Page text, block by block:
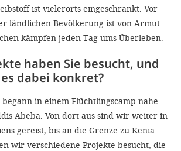
ist vielerorts eingeschränkt. Vor
ländlichen Bevölkerung ist von Armut
kämpfen jeden Tag ums Überleben.
haben Sie besucht, und
dabei konkret?
begann in einem Flüchtlingscamp nahe
Abeba. Von dort aus sind wir weiter in
gereist, bis an die Grenze zu Kenia.
wir verschiedene Projekte besucht, die